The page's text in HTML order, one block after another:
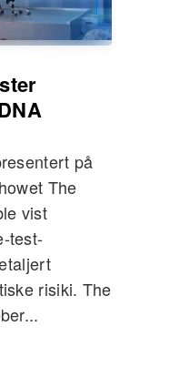
på
The
vist
test-
risiki. The